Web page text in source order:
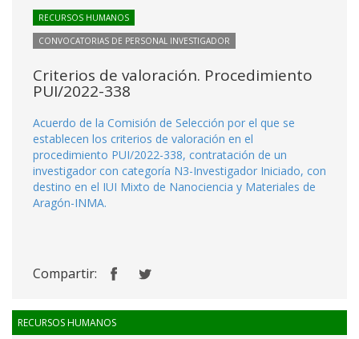
RECURSOS HUMANOS
CONVOCATORIAS DE PERSONAL INVESTIGADOR
Criterios de valoración. Procedimiento
PUI/2022-338
Acuerdo de la Comisión de Selección por el que se
establecen los criterios de valoración en el
procedimiento PUI/2022-338, contratación de un
investigador con categoría N3-Investigador Iniciado, con
destino en el IUI Mixto de Nanociencia y Materiales de
Aragón-INMA.
Compartir:
RECURSOS HUMANOS